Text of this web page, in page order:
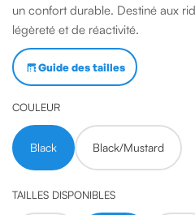
un confort durable. Destiné aux
légèreté et de réactivité.
Guide des tailles
COULEUR
Black Black/Mustard
TAILLES DISPONIBLES